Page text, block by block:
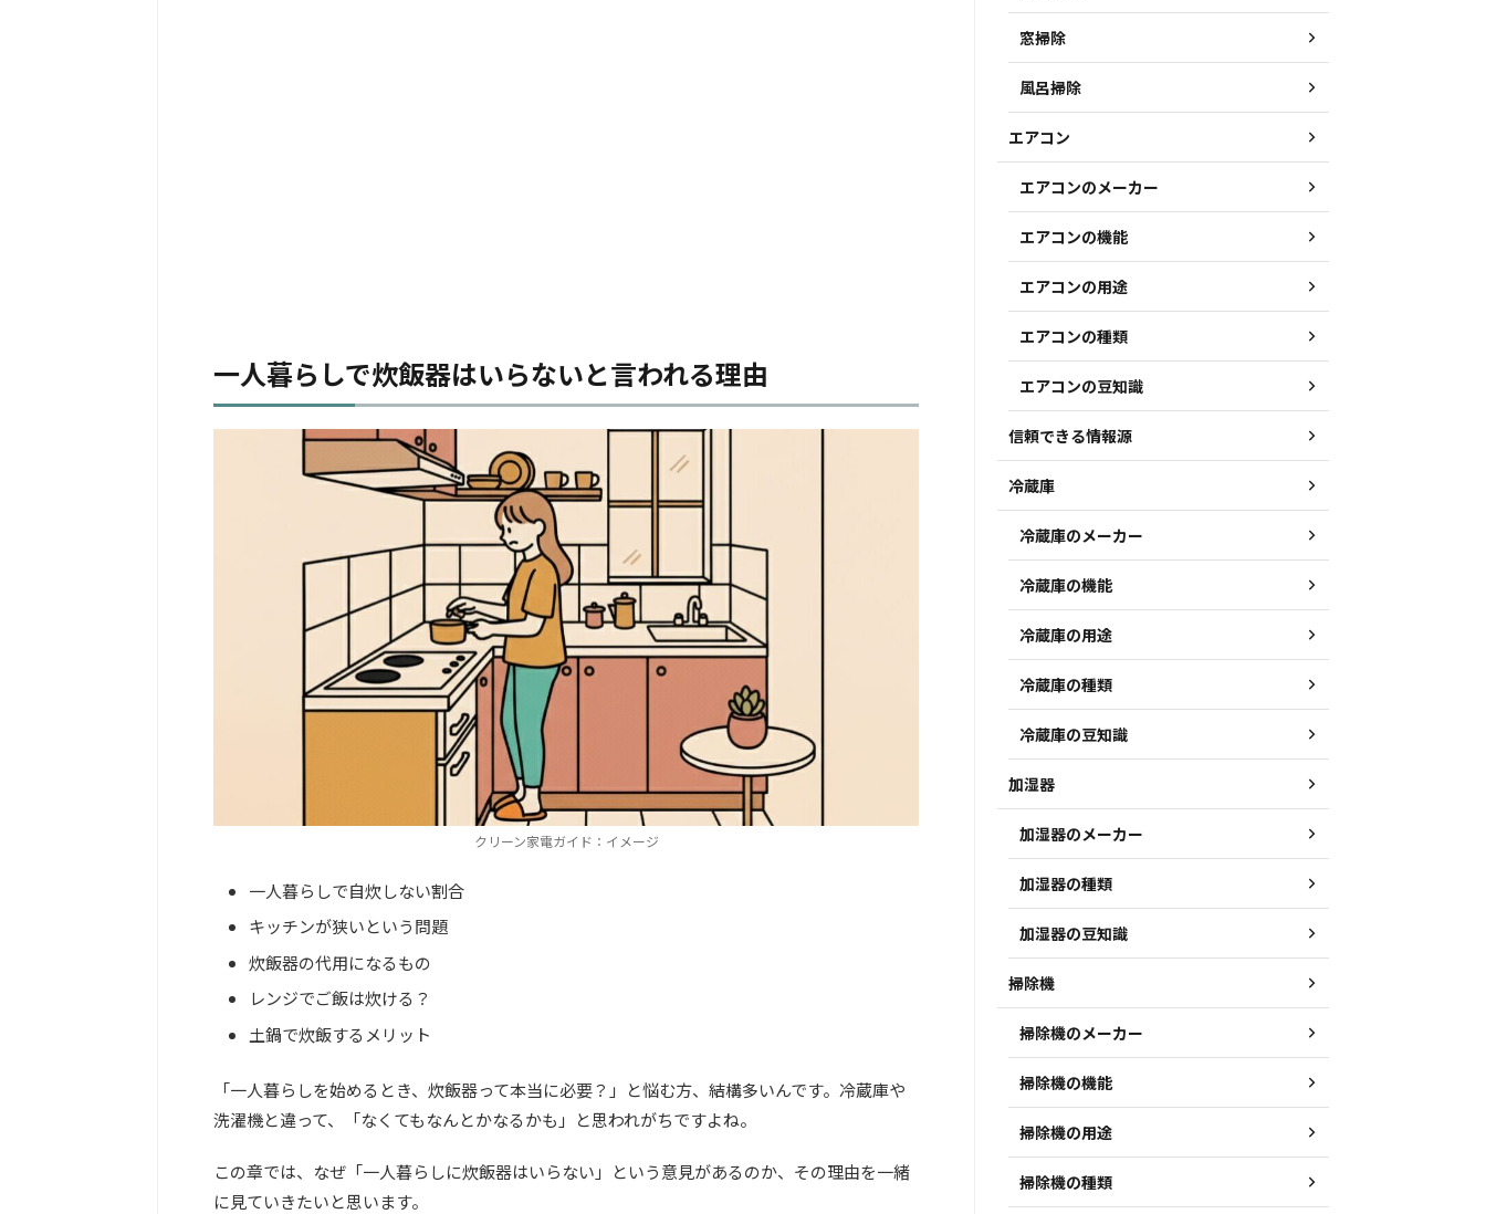
一人暮らしで炊飯器はいらないと言われる理由
クリーン家電ガイド：イメージ
一人暮らしで自炊しない割合
キッチンが狭いという問題
炊飯器の代用になるもの
レンジでご飯は炊ける？
土鍋で炊飯するメリット
「一人暮らしを始めるとき、炊飯器って本当に必要？」と悩む方、結構多いんです。冷蔵庫や
洗濯機と違って、「なくてもなんとかなるかも」と思われがちですよね。
この章では、なぜ「一人暮らしに炊飯器はいらない」という意見があるのか、その理由を一緒
に見ていきたいと思います。
窓掃除
風呂掃除
エアコン
エアコンのメーカー
エアコンの機能
エアコンの用途
エアコンの種類
エアコンの豆知識
信頼できる情報源
冷蔵庫
冷蔵庫のメーカー
冷蔵庫の機能
冷蔵庫の用途
冷蔵庫の種類
冷蔵庫の豆知識
加湿器
加湿器のメーカー
加湿器の種類
加湿器の豆知識
掃除機
掃除機のメーカー
掃除機の機能
掃除機の用途
掃除機の種類